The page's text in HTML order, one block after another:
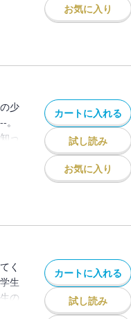
お気に入り
少
っ
ん
カートに入れる
試し読み
お気に入り
く
生
の
る
カートに入れる
試し読み